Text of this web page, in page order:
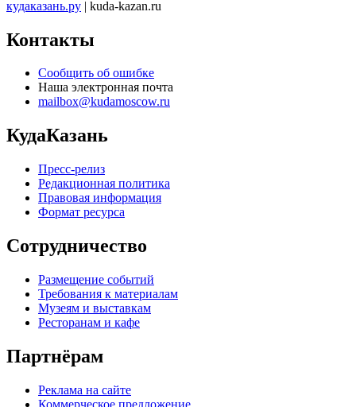
кудаказань.ру | kuda-kazan.ru
Контакты
Сообщить об ошибке
Наша электронная почта
mailbox@kudamoscow.ru
КудаКазань
Пресс-релиз
Редакционная политика
Правовая информация
Формат ресурса
Сотрудничество
Размещение событий
Требования к материалам
Музеям и выставкам
Ресторанам и кафе
Партнёрам
Реклама на сайте
Коммерческое предложение